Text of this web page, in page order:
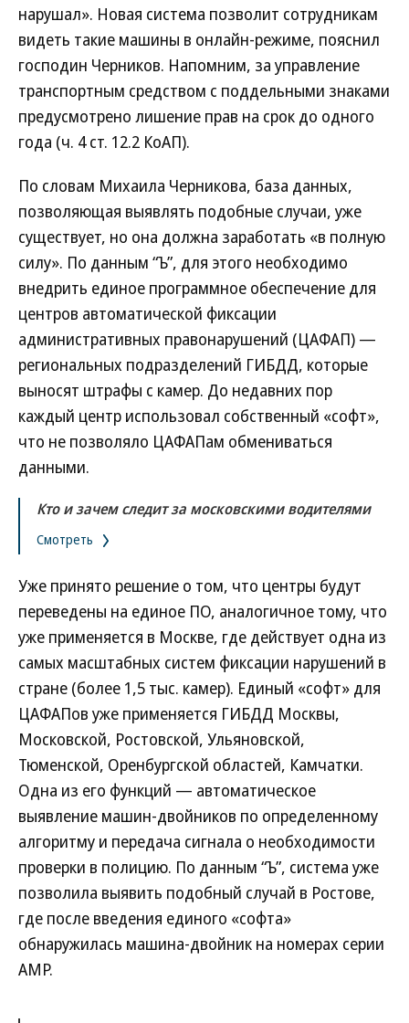
нарушал». Новая система позволит сотрудникам
видеть такие машины в онлайн-режиме, пояснил
господин Черников. Напомним, за управление
транспортным средством с поддельными знаками
предусмотрено лишение прав на срок до одного
года (ч. 4 ст. 12.2 КоАП).
По словам Михаила Черникова, база данных,
позволяющая выявлять подобные случаи, уже
существует, но она должна заработать «в полную
силу». По данным “Ъ”, для этого необходимо
внедрить единое программное обеспечение для
центров автоматической фиксации
административных правонарушений (ЦАФАП) —
региональных подразделений ГИБДД, которые
выносят штрафы с камер. До недавних пор
каждый центр использовал собственный «софт»,
что не позволяло ЦАФАПам обмениваться
данными.
Кто и зачем следит за московскими водителями
Смотреть
Уже принято решение о том, что центры будут
переведены на единое ПО, аналогичное тому, что
уже применяется в Москве, где действует одна из
самых масштабных систем фиксации нарушений в
стране (более 1,5 тыс. камер). Единый «софт» для
ЦАФАПов уже применяется ГИБДД Москвы,
Московской, Ростовской, Ульяновской,
Тюменской, Оренбургской областей, Камчатки.
Одна из его функций — автоматическое
выявление машин-двойников по определенному
алгоритму и передача сигнала о необходимости
проверки в полицию. По данным “Ъ”, система уже
позволила выявить подобный случай в Ростове,
где после введения единого «софта»
обнаружилась машина-двойник на номерах серии
АМР.